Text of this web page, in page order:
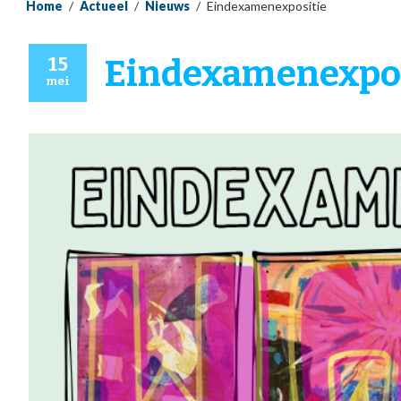
Home / Actueel / Nieuws / Eindexamenexpositie
15
mei